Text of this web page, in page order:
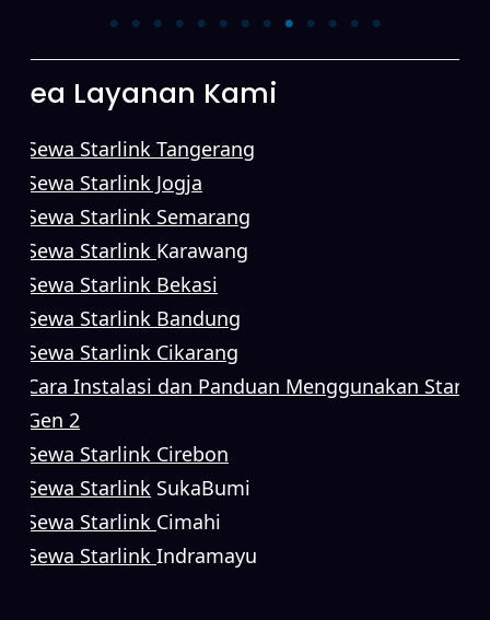
Corpora
Area Layanan Kami
Sewa Starlink Tangerang
Sewa Starlink Jogja
Sewa Starlink Semarang
Sewa Starlink Karawang
Sewa Starlink Bekasi
Sewa Starlink Bandung
Sewa Starlink Cikarang
Cara Instalasi dan Panduan Menggunakan
Gen 2
Sewa Starlink Cirebon
Sewa Starlink SukaBumi
Sewa Starlink Cimahi
Sewa Starlink Indramayu